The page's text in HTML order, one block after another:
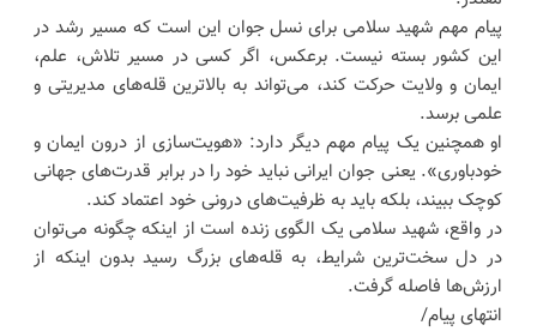
پیام مهم شهید سلامی برای نسل جوان این است که مسیر رشد در
این کشور بسته نیست. برعکس، اگر کسی در مسیر تلاش، علم،
ایمان و ولایت حرکت کند، می‌تواند به بالاترین قله‌های مدیریتی و
علمی برسد.
او همچنین یک پیام مهم دیگر دارد: «هویت‌سازی از درون ایمان و
خودباوری». یعنی جوان ایرانی نباید خود را در برابر قدرت‌های جهانی
کوچک ببیند، بلکه باید به ظرفیت‌های درونی خود اعتماد کند.
در واقع، شهید سلامی یک الگوی زنده است از اینکه چگونه می‌توان
در دل سخت‌ترین شرایط، به قله‌های بزرگ رسید بدون اینکه از
ارزش‌ها فاصله گرفت.
انتهای پیام/